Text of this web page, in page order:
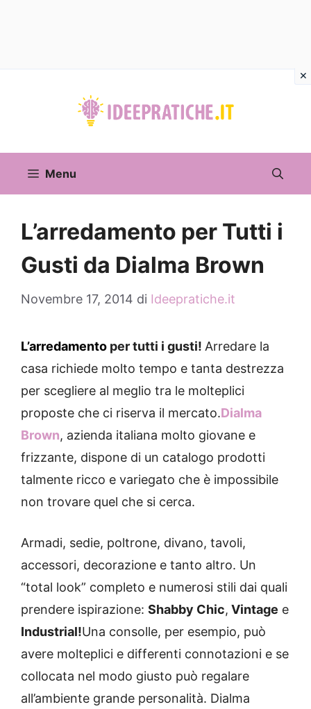
Menu
L’arredamento per Tutti i
Gusti da Dialma Brown
Novembre 17, 2014 di Ideepratiche.it
L’arredamento per tutti i gusti! Arredare la
casa richiede molto tempo e tanta destrezza
per scegliere al meglio tra le molteplici
proposte che ci riserva il mercato.Dialma
Brown, azienda italiana molto giovane e
frizzante, dispone di un catalogo prodotti
talmente ricco e variegato che è impossibile
non trovare quel che si cerca.
Armadi, sedie, poltrone, divano, tavoli,
accessori, decorazione e tanto altro. Un
“total look” completo e numerosi stili dai quali
prendere ispirazione: Shabby Chic, Vintage e
Industrial!Una consolle, per esempio, può
avere molteplici e differenti connotazioni e se
collocata nel modo giusto può regalare
all’ambiente grande personalità. Dialma